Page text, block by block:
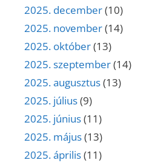
2025. december(10)
2025. november(14)
2025. október(13)
2025. szeptember(14)
2025. augusztus(13)
2025. július(9)
2025. június(11)
2025. május(13)
2025. április(11)